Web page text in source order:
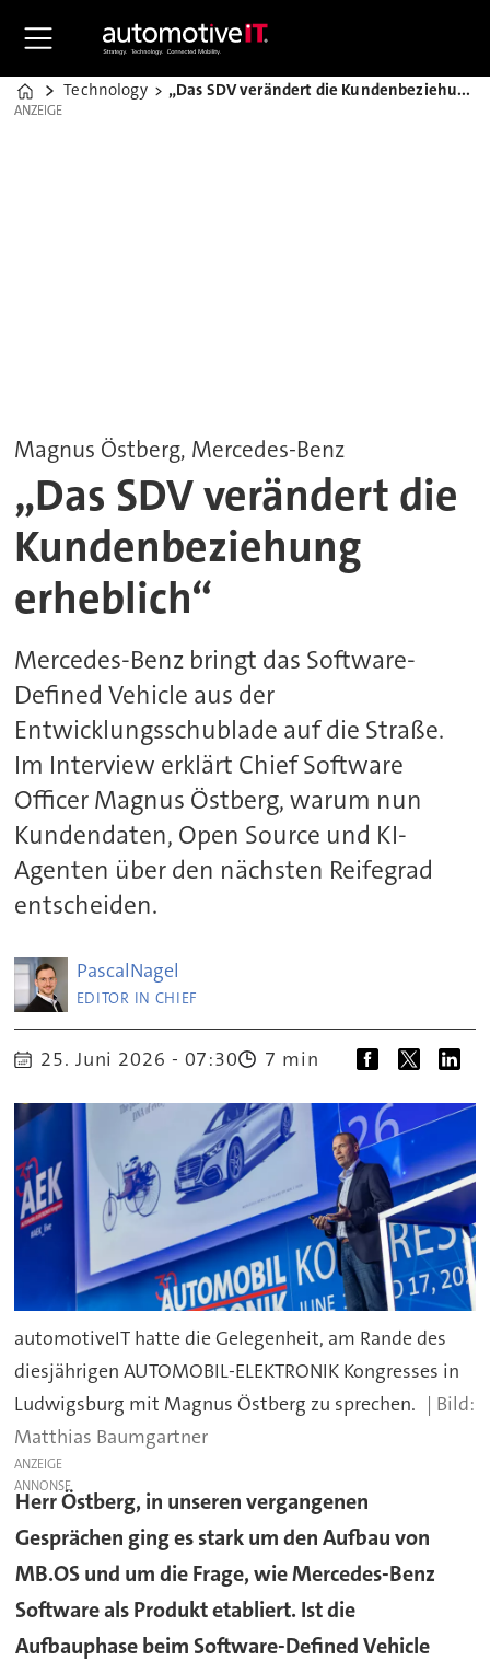
Home
Technology „Das SDV verändert die Kundenbeziehung erheblich“
ANZEIGE
ANZEIGE
Magnus Östberg, Mercedes-Benz
„Das SDV verändert die
Kundenbeziehung
erheblich“
Mercedes-Benz bringt das Software-
Defined Vehicle aus der
Entwicklungsschublade auf die Straße.
Im Interview erklärt Chief Software
Officer Magnus Östberg, warum nun
Kundendaten, Open Source und KI-
Agenten über den nächsten Reifegrad
entscheiden.
PascalNagel
EDITOR IN CHIEF
25. Juni 2026 - 07:30 7 min
automotiveIT hatte die Gelegenheit, am Rande des
diesjährigen AUTOMOBIL-ELEKTRONIK Kongresses in
Ludwigsburg mit Magnus Östberg zu sprechen.
Matthias Baumgartner
ANZEIGE
Herr Östberg, in unseren vergangenen
Gesprächen ging es stark um den Aufbau von
MB.OS und um die Frage, wie Mercedes-Benz
Software als Produkt etabliert. Ist die
Aufbauphase beim Software-Defined Vehicle